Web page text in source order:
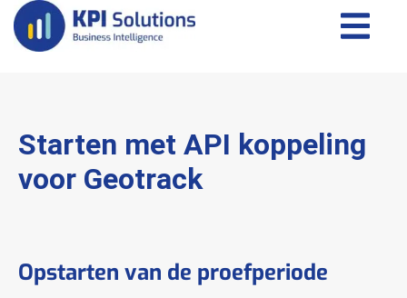
Starten met API koppeling
voor Geotrack
Opstarten van de proefperiode